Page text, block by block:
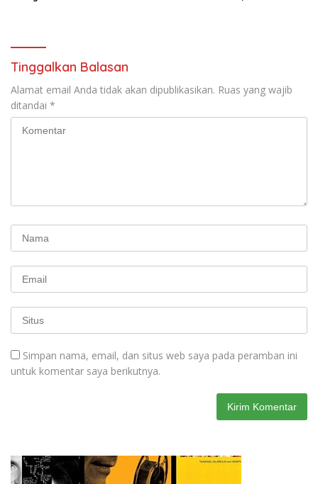
Tinggalkan Balasan
Alamat email Anda tidak akan dipublikasikan. Ruas yang wajib
ditandai *
Simpan nama, email, dan situs web saya pada peramban ini
untuk komentar saya berikutnya.